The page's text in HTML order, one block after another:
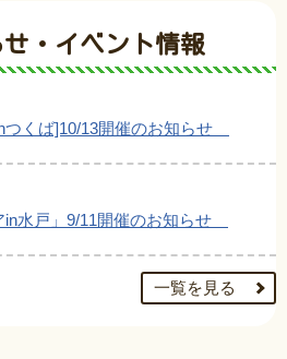
・イベント情報
つくば]10/13開催のお知らせ
in水戸」9/11開催のお知らせ
一覧を見る